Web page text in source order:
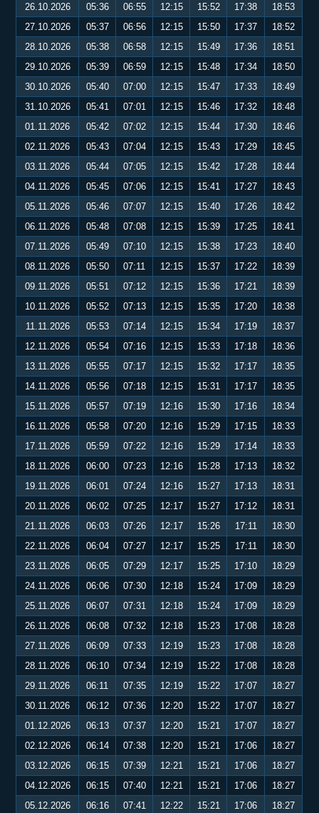
26.10.2026
05:36 06:55 12:15 15:52 17:38
18:53
27.10.2026
05:37 06:56 12:15 15:50 17:37
18:52
28.10.2026
05:38 06:58 12:15 15:49 17:36
18:51
29.10.2026
05:39 06:59 12:15 15:48 17:34
18:50
30.10.2026
05:40 07:00 12:15 15:47 17:33
18:49
31.10.2026
05:41 07:01 12:15 15:46 17:32
18:48
01.11.2026
05:42 07:02 12:15 15:44 17:30
18:46
02.11.2026
05:43 07:04 12:15 15:43 17:29
18:45
03.11.2026
05:44 07:05 12:15 15:42 17:28
18:44
04.11.2026
05:45 07:06 12:15 15:41 17:27
18:43
05.11.2026
05:46 07:07 12:15 15:40 17:26
18:42
06.11.2026
05:48 07:08 12:15 15:39 17:25
18:41
07.11.2026
05:49 07:10 12:15 15:38 17:23
18:40
08.11.2026
05:50 07:11 12:15 15:37 17:22
18:39
09.11.2026
05:51 07:12 12:15 15:36 17:21
18:39
10.11.2026
05:52 07:13 12:15 15:35 17:20
18:38
11.11.2026
05:53 07:14 12:15 15:34 17:19
18:37
12.11.2026
05:54 07:16 12:15 15:33 17:18
18:36
13.11.2026
05:55 07:17 12:15 15:32 17:17
18:35
14.11.2026
05:56 07:18 12:15 15:31 17:17
18:35
15.11.2026
05:57 07:19 12:16 15:30 17:16
18:34
16.11.2026
05:58 07:20 12:16 15:29 17:15
18:33
17.11.2026
05:59 07:22 12:16 15:29 17:14
18:33
18.11.2026
06:00 07:23 12:16 15:28 17:13
18:32
19.11.2026
06:01 07:24 12:16 15:27 17:13
18:31
20.11.2026
06:02 07:25 12:17 15:27 17:12
18:31
21.11.2026
06:03 07:26 12:17 15:26 17:11
18:30
22.11.2026
06:04 07:27 12:17 15:25 17:11
18:30
23.11.2026
06:05 07:29 12:17 15:25 17:10
18:29
24.11.2026
06:06 07:30 12:18 15:24 17:09
18:29
25.11.2026
06:07 07:31 12:18 15:24 17:09
18:29
26.11.2026
06:08 07:32 12:18 15:23 17:08
18:28
27.11.2026
06:09 07:33 12:19 15:23 17:08
18:28
28.11.2026
06:10 07:34 12:19 15:22 17:08
18:28
29.11.2026
06:11 07:35 12:19 15:22 17:07
18:27
30.11.2026
06:12 07:36 12:20 15:22 17:07
18:27
01.12.2026
06:13 07:37 12:20 15:21 17:07
18:27
02.12.2026
06:14 07:38 12:20 15:21 17:06
18:27
03.12.2026
06:15 07:39 12:21 15:21 17:06
18:27
04.12.2026
06:15 07:40 12:21 15:21 17:06
18:27
05.12.2026
06:16 07:41 12:22 15:21 17:06 18:27